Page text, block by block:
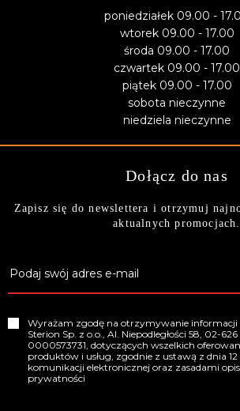
poniedziałek 09.00 -
wtorek 09.00 - 17.00
środa 09.00 - 17.00
czwartek 09.00 - 17.00
piątek 09.00 - 17.00
sobota nieczynne
niedziela nieczynne
Dołącz do nas
Zapisz się do newslettera i otrzymuj
aktualnych promocjach.
Wyrażam zgodę na otrzymywanie
Sterion Sp. z o.o., Al. Niepodległości 58, 02-
0000573731, dotyczących wszelkich
produktów i usług, zgodnie z ustawą z dnia
komunikacji elektronicznej oraz zasadami
prywatności